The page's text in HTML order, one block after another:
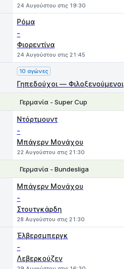
24 Αυγούστου στις 19:30
Ρόμα
-
Φιορεντίνα
24 Αυγούστου στις 21:45
10 αγώνες
Γηπεδούχοι — Φιλοξενούμενοι
Γερμανία - Super Cup
Ντόρτμουντ
-
Μπάγερν Μονάχου
22 Αυγούστου στις 21:30
Γερμανία - Bundesliga
Μπάγερν Μονάχου
-
Στουτγκάρδη
28 Αυγούστου στις 21:30
Έλβερσμπεργκ
-
Λεβερκούζεν